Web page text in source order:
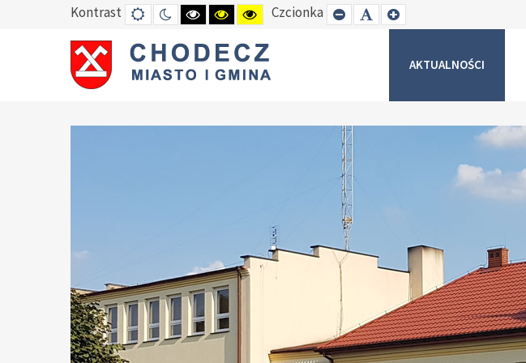
Kontrast DEFAULT
MODE
TRYB
NOCNY
HIGH
CONTRAST
BLACK
WHITE
MODE
HIGH
CONTRAST
BLACK
YELLOW
MODE
HIGH
CONTRAST
YELLOW
BLACK
MODE
Czcionka SET
SMALLER
SET
DEFAULT
SET
LARGER
AKTUALNOŚCI